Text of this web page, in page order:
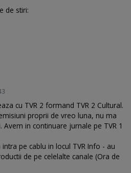
de stiri:
cu TVR 2 formand TVR 2 Cultural.
proprii de vreo luna, nu ma
in continuare jurnale pe TVR 1
pe cablu in locul TVR Info - au
de pe celelalte canale (Ora de